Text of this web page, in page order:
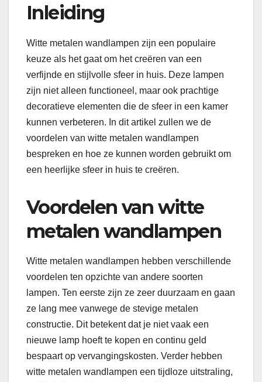
Inleiding
Witte metalen wandlampen zijn een populaire
keuze als het gaat om het creëren van een
verfijnde en stijlvolle sfeer in huis. Deze lampen
zijn niet alleen functioneel, maar ook prachtige
decoratieve elementen die de sfeer in een kamer
kunnen verbeteren. In dit artikel zullen we de
voordelen van witte metalen wandlampen
bespreken en hoe ze kunnen worden gebruikt om
een ​​heerlijke sfeer in huis te creëren.
Voordelen van witte
metalen wandlampen
Witte metalen wandlampen hebben verschillende
voordelen ten opzichte van andere soorten
lampen. Ten eerste zijn ze zeer duurzaam en gaan
ze lang mee vanwege de stevige metalen
constructie. Dit betekent dat je niet vaak een
nieuwe lamp hoeft te kopen en continu geld
bespaart op vervangingskosten. Verder hebben
witte metalen wandlampen een tijdloze uitstraling,